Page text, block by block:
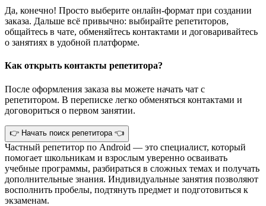
Да, конечно! Просто выберите онлайн-формат при создании
заказа. Дальше всё привычно: выбирайте репетиторов,
общайтесь в чате, обменяйтесь контактами и договаривайтесь
о занятиях в удобной платформе.
Как открыть контакты репетитора?
После оформления заказа вы можете начать чат с
репетитором. В переписке легко обменяться контактами и
договориться о первом занятии.
👉 Начать поиск репетитора 👈
Частный репетитор по Android — это специалист, который
помогает школьникам и взрослым уверенно осваивать
учебные программы, разбираться в сложных темах и получать
дополнительные знания. Индивидуальные занятия позволяют
восполнить пробелы, подтянуть предмет и подготовиться к
экзаменам.